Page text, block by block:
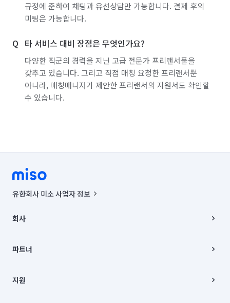
규정에 준하여 채팅과 유선상담만 가능합니다. 결제 후의
미팅은 가능합니다.
타 서비스 대비 장점은 무엇인가요?
다양한 직군의 경력을 지닌 고급 전문가 프리랜서풀을
갖추고 있습니다. 그리고 직접 매칭 요청한 프리랜서뿐
아니라, 매칭매니저가 제안한 프리랜서의 지원서도 확인할
수 있습니다.
유한회사 미소 사업자 정보
00019 |
주소 | 본사: 서울특별시 종로구 율곡로 6(중학동, 트윈트리빌딩) B동 5층
컨택센터 : 서울특별시 종로구 수송동 율곡로 24, 7층, 8층 미소
상품, 상품정보, 거래에 관한 의무와 책임은 거래당사자에게 있습니다.
언론 보도 관련 문의:
회사
채용
파트너
이사
지원